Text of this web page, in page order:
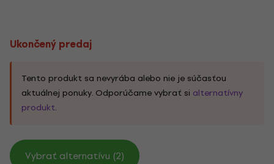
Ukončený predaj
Tento produkt sa nevyrába alebo nie je súčasťou
aktuálnej ponuky. Odporúčame vybrať si alternatívny
produkt.
Vybrať alternatívu (2)